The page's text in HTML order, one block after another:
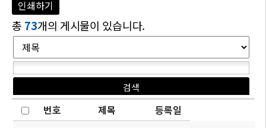
인쇄하기
총 73개의 게시물이 있습니다.
번호 제목 등록일